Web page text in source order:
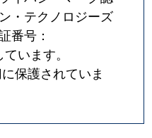
・テクノロジーズ
番号：
います。
保護されていま